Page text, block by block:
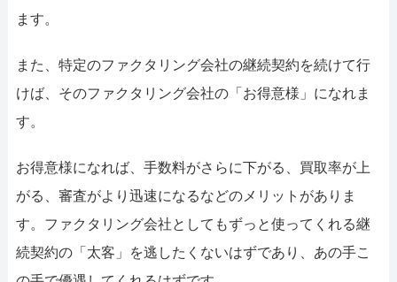
ます。
また、特定のファクタリング会社の継続契約を続けて行
けば、そのファクタリング会社の「お得意様」になれま
す。
お得意様になれば、手数料がさらに下がる、買取率が上
がる、審査がより迅速になるなどのメリットがありま
す。ファクタリング会社としてもずっと使ってくれる継
続契約の「太客」を逃したくないはずであり、あの手こ